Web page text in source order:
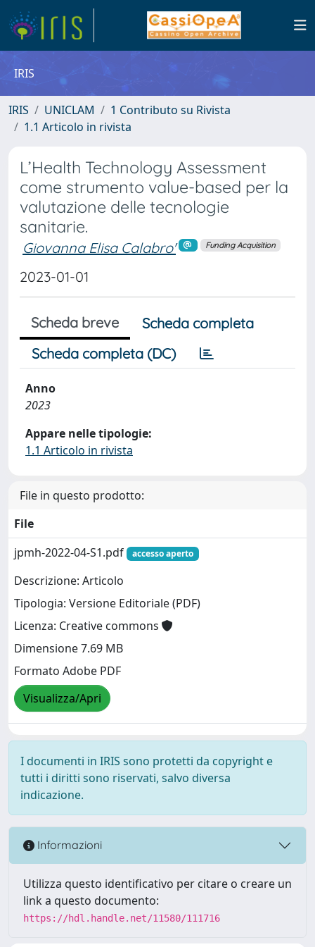
IRIS
IRIS UNICLAM
1 Contributo su Rivista
1.1 Articolo in rivista
L’Health Technology Assessment
come strumento value-based per la
valutazione delle tecnologie
sanitarie.
Giovanna Elisa Calabro' Funding Acquisition
2023-01-01
Scheda breve
Scheda completa
Scheda completa (DC)
Anno
2023
Appare nelle tipologie:
1.1 Articolo in rivista
File in questo prodotto:
File
jpmh-2022-04-S1.pdf
accesso aperto
Descrizione: Articolo
Tipologia: Versione Editoriale (PDF)
Licenza: Creative commons
Dimensione 7.69 MB
Formato Adobe PDF
Visualizza/Apri
I documenti in IRIS sono protetti da copyright e
tutti i diritti sono riservati, salvo diversa
indicazione.
Informazioni
Utilizza questo identificativo per citare o creare un
link a questo documento:
https://hdl.handle.net/11580/111716